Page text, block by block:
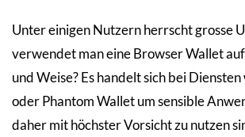
Unter einigen Nutzern herrscht grosse
verwendet man eine Browser Wallet
und Weise? Es handelt sich bei
oder Phantom Wallet um sensible
daher mit höchster Vorsicht zu nutzen